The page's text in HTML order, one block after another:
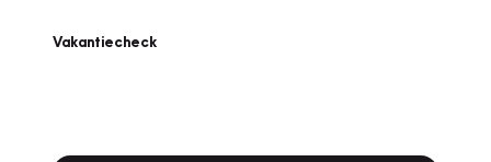
Vakantiecheck